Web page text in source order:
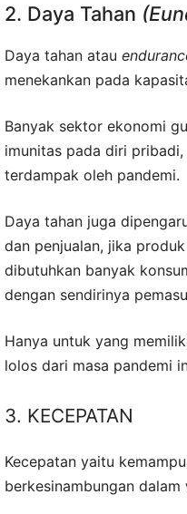
2. Daya Tahan
Daya tahan atau
menekankan pada
Banyak sektor ekonomi
imunitas pada diri
terdampak oleh pandemi.
Daya tahan juga
dan penjualan, jika
dibutuhkan banyak
dengan sendirinya
Hanya untuk yang
lolos dari masa pandemi
3. KECEPATAN
Kecepatan yaitu
berkesinambungan